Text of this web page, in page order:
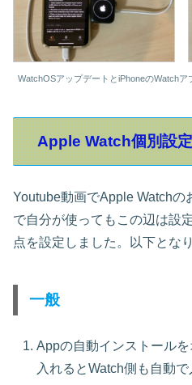
WatchOSアップデートとiPhoneのWatchア
Apple Watch個別設定
Youtube動画でApple Watchの
で自分が使ってもこの辺は設
点を設定しました。以下となり
一般
Appの自動インストール
入れるとWatch側も自動で